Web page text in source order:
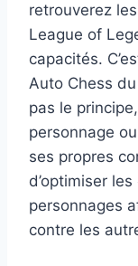
retrouverez
League of
capacités.
Auto Chess
pas le
personnage
ses propres
d’optimiser
personnages
contre les